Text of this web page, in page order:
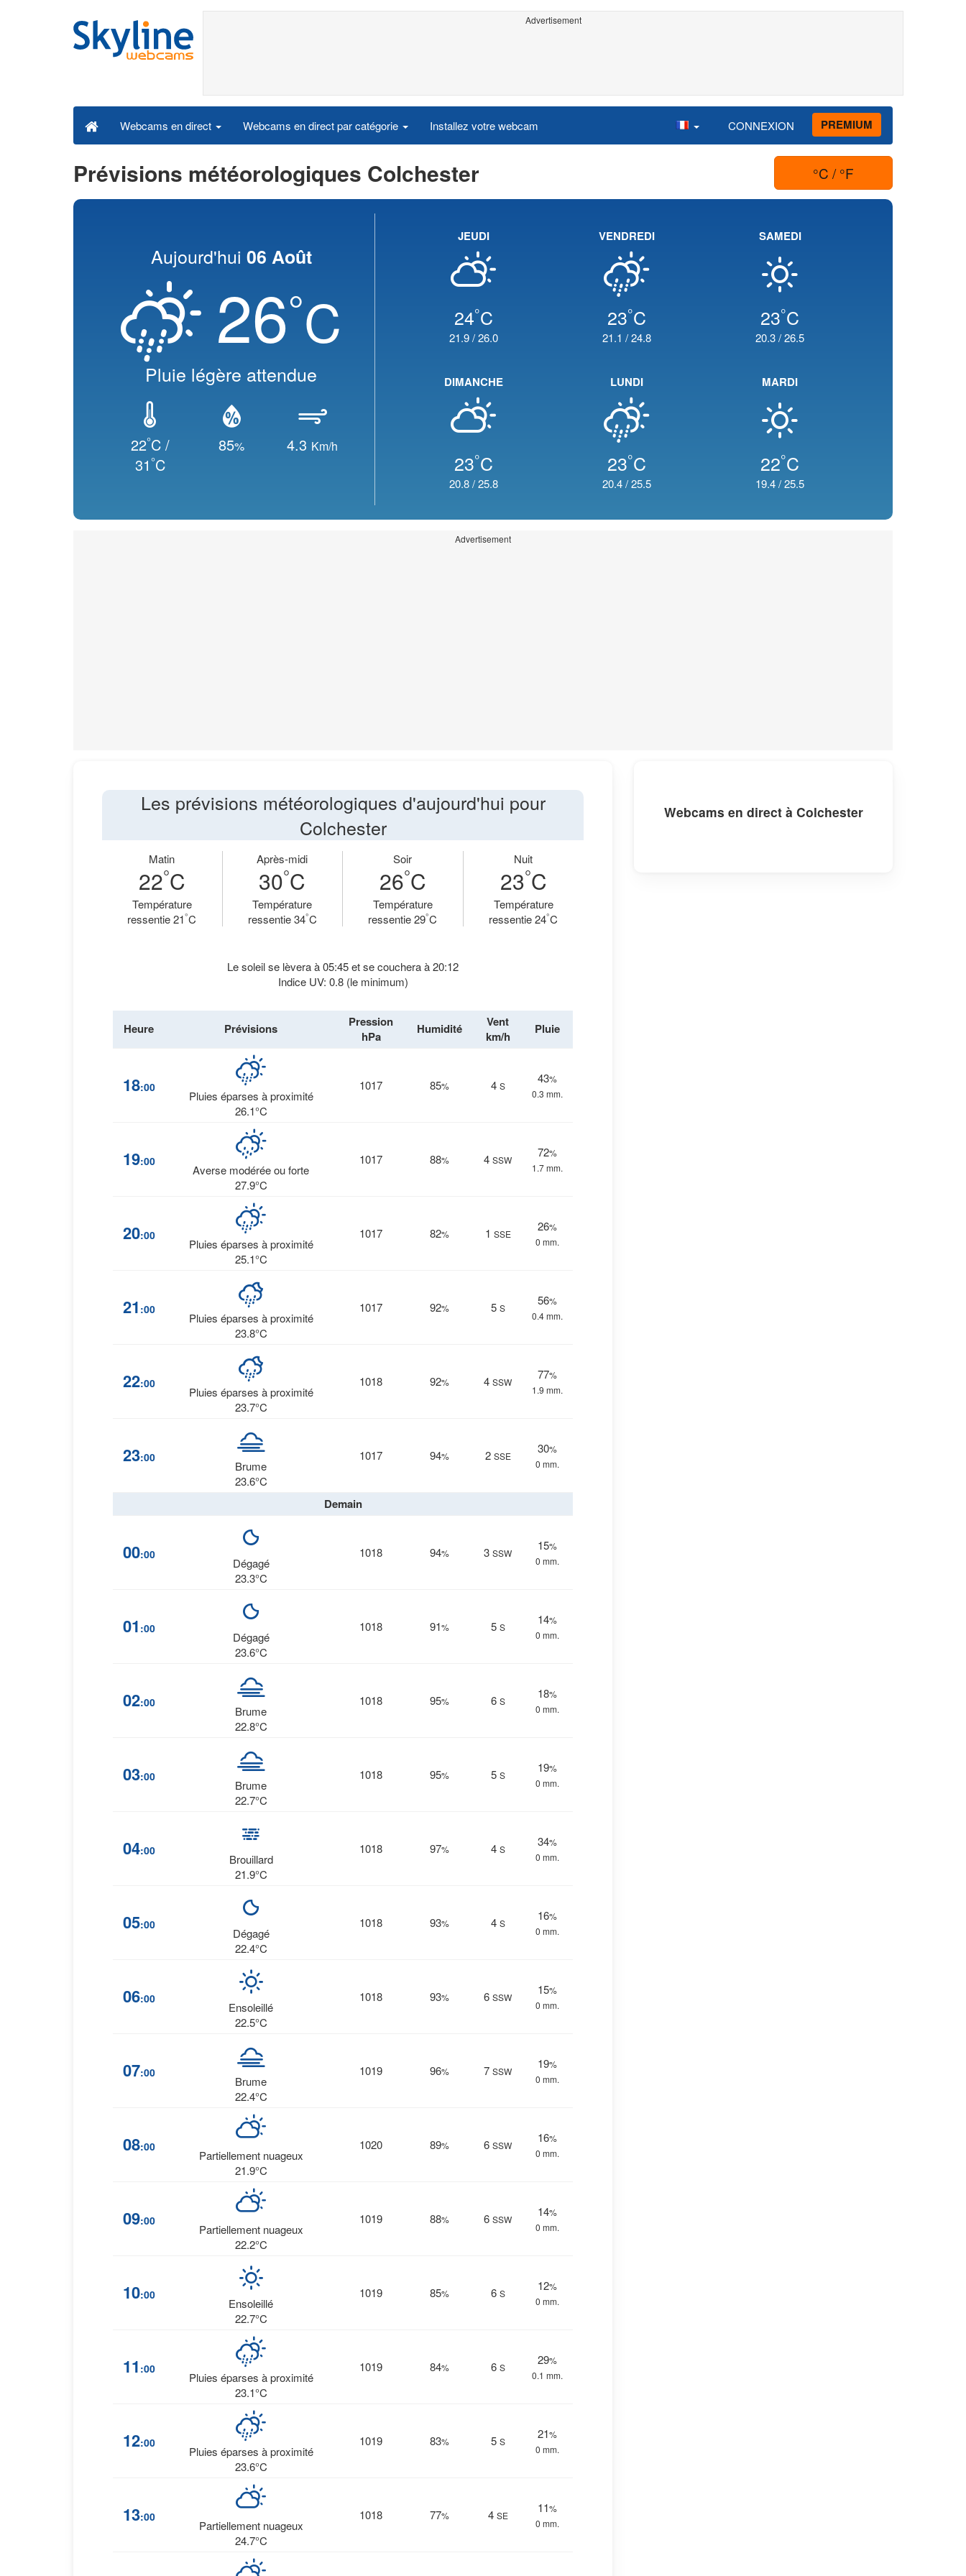
Advertisement
Webcams en direct Webcams en direct par catégorie Installez votre webcam CONNEXION PREMIUM
Prévisions météorologiques Colchester °C / °F
Aujourd'hui 06 Août
26°C
Pluie légère attendue
22°C /
31°C
85% 4.3 Km/h
JEUDI
24°C
21.9/26.0
VENDREDI
23°C
21.1 /24.8
SAMEDI
23°C
20.3/26.5
DIMANCHE
23°C
20.8/25.8
LUNDI
23°C
20.4/25.5
MARDI
22°C
19.4/25.5
Advertisement
Les prévisions météorologiques d'aujourd'hui pour
Colchester
Matin
22°C
Température
ressentie 21°C
Après-midi
30°C
Température
ressentie 34°C
Soir
26°C
Température
ressentie 29°C
Nuit
23°C
Température
ressentie 24°C
Le soleil se lèvera à 05:45 et se couchera à 20:12
Indice UV: 0.8 (le minimum)
Heure Prévisions
Pression
hPa
Humidité
Vent
km/h
Pluie
18:00
Pluies éparses à proximité
26.1°C
1017 85% 4 S
43%
0.3 mm.
19:00
Averse modérée ou forte
27.9°C
1017 88% 4 SSW
72%
1.7 mm.
20:00
Pluies éparses à proximité
25.1°C
1017 82% 1 SSE
26%
0 mm.
21 :00
Pluies éparses à proximité
23.8°C
1017 92% 5 S
56%
0.4 mm.
22:00
Pluies éparses à proximité
23.7°C
1018 92% 4 SSW
77%
1.9 mm.
23:00
Brume
23.6°C
1017 94% 2 SSE
30%
0 mm.
Demain
00:00
Dégagé
23.3°C
1018 94% 3 SSW
15%
0 mm.
01 :00
Dégagé
23.6°C
1018 91% 5 S
14%
0 mm.
02:00
Brume
22.8°C
1018 95% 6 S
18%
0 mm.
03:00
Brume
22.7°C
1018 95% 5 S
19%
0 mm.
04:00
Brouillard
21.9°C
1018 97% 4 S
34%
0 mm.
05:00
Dégagé
22.4°C
1018 93% 4 S
16%
0 mm.
06:00
Ensoleillé
22.5°C
1018 93% 6 SSW
15%
0 mm.
07:00
Brume
22.4°C
1019 96% 7 SSW
19%
0 mm.
08:00
Partiellement nuageux
21.9°C
1020 89% 6 SSW
16%
0 mm.
09:00
Partiellement nuageux
22.2°C
1019 88% 6 SSW
14%
0 mm.
10:00
Ensoleillé
22.7°C
1019 85% 6 S
12%
0 mm.
11 :00
Pluies éparses à proximité
23.1°C
1019 84% 6 S
29%
0.1 mm.
12:00
Pluies éparses à proximité
23.6°C
1019 83% 5 S
21%
0 mm.
13:00
Partiellement nuageux
24.7°C
1018 77% 4 SE
11%
0 mm.
Webcams en direct à Colchester